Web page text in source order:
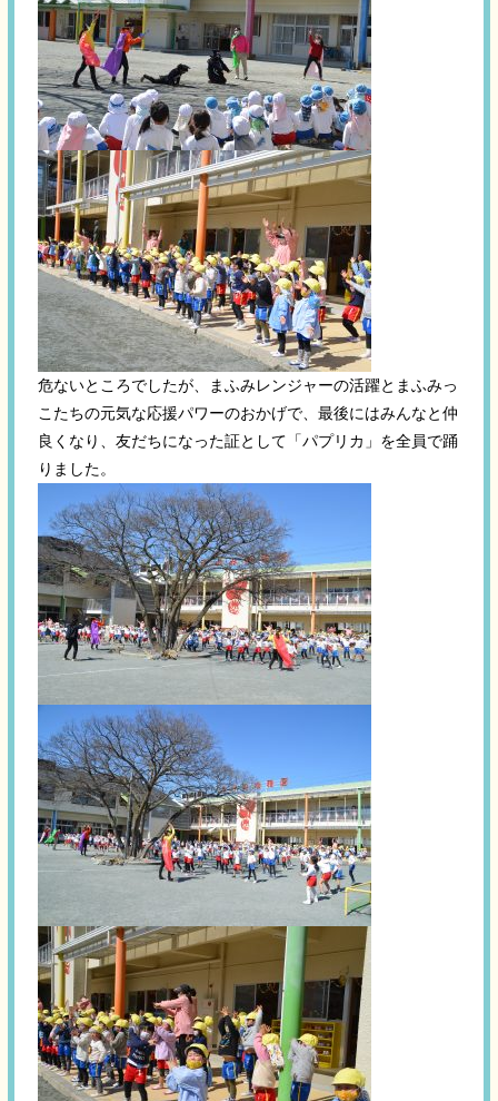
危ないところでしたが、まふみレンジャーの活躍とまふみっ
こたちの元気な応援パワーのおかげで、最後にはみんなと仲
良くなり、友だちになった証として「パプリカ」を全員で踊
りました。